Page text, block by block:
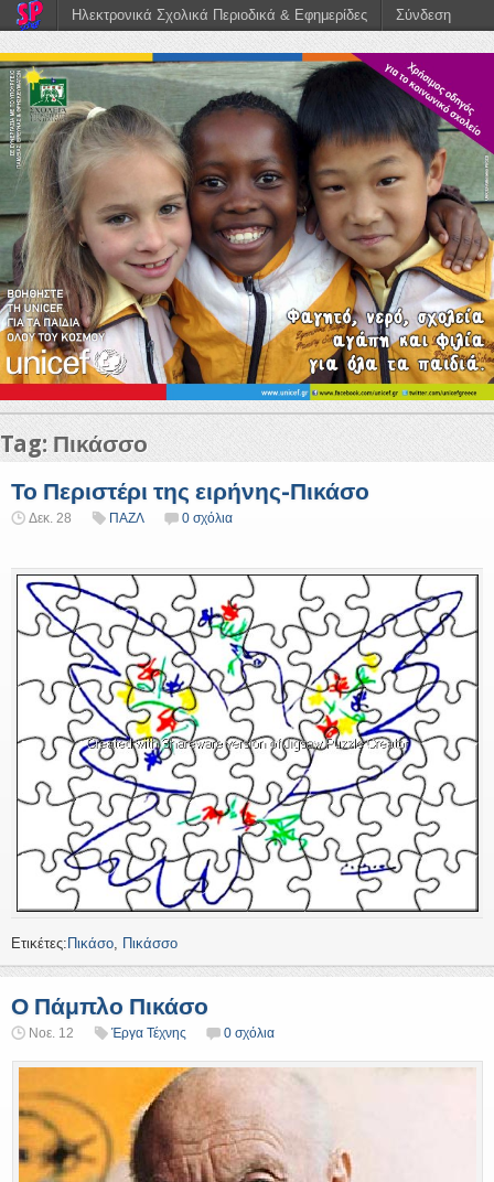
Tag: Πικάσσο
Το Περιστέρι της ειρήνης-Πικάσο
Δεκ. 28 ΠΑΖΛ 0 σχόλια
Ετικέτες: Πικάσο, Πικάσσο
Ο Πάμπλο Πικάσο
Νοε. 12 Έργα Τέχνης 0 σχόλια
Ηλεκτρονικά Σχολικά Περιοδικά & Εφημερίδες Σύνδεση